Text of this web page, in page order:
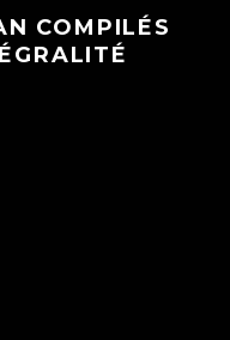
COMPILÉS